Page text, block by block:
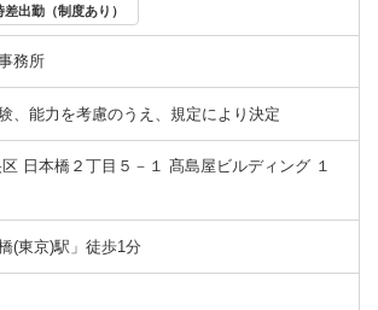
出勤（制度あり）
務所
、能力を考慮のうえ、規定により決定
日本橋２丁目５－１ 髙島屋ビルディング １
(東京)駅」徒歩1分
島根県
広島県